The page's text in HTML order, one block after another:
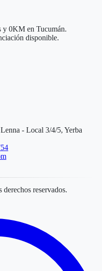
y 0KM en Tucumán.
disponible.
- Local 3/4/5, Yerba
reservados.